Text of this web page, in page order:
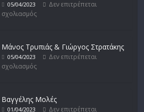
05/04/2023
Δεν επιτρέπεται
σχολιασμός
Μάνος Τρυπιάς & Γιώργος Στρατάκης
05/04/2023
Δεν επιτρέπεται
σχολιασμός
Βαγγέλης Μολές
01/04/2023
Δεν επιτρέπεται